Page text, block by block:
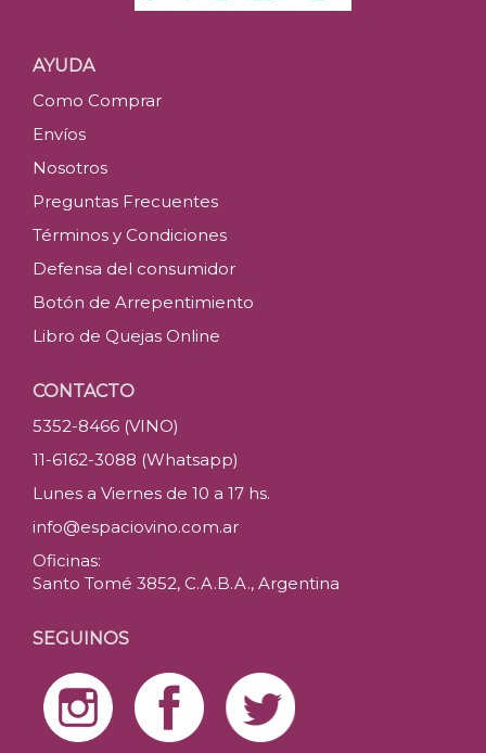
AYUDA
Como Comprar
Envíos
Nosotros
Preguntas Frecuentes
Términos y Condiciones
Defensa del consumidor
Botón de Arrepentimiento
Libro de Quejas Online
CONTACTO
5352-8466 (VINO)
11-6162-3088 (Whatsapp)
Lunes a Viernes de 10 a 17 hs.
info@espaciovino.com.ar
Oficinas:
Santo Tomé 3852, C.A.B.A., Argentina
SEGUINOS